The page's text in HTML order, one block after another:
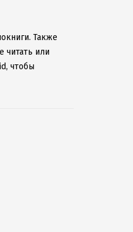
Также
читать или
чтобы